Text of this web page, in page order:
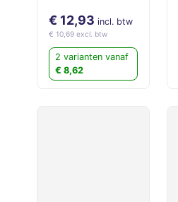
STRONG -
LICHTBLAUW
50m
€ 12,93 incl. btw
€ 10,69 excl. btw
2 varianten vanaf
€ 8,62